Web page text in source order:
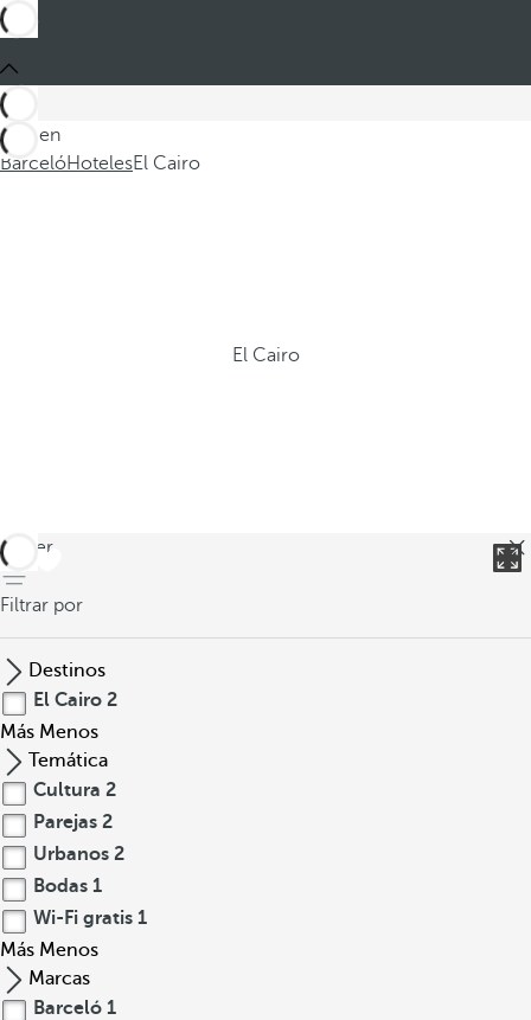
Está en
BarcelóHotelesEl Cairo
El Cairo
volver
Filtrar por
Destinos
El Cairo 2
Más Menos
Temática
Cultura 2
Parejas 2
Urbanos 2
Bodas 1
Wi-Fi gratis 1
Más Menos
Marcas
Barceló 1